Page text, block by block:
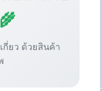
กี่ยว ด้วยสินค้า